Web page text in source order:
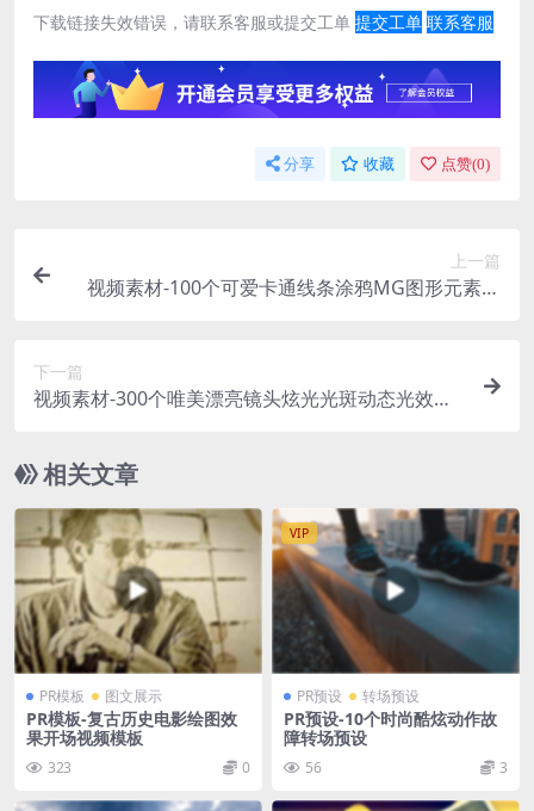
下载链接失效错误，请联系客服或提交工单 提交工单 联系客服
分享 收藏 点赞(0)
上一篇
视频素材-100个可爱卡通线条涂鸦MG图形元素动
下一篇
视频素材-300个唯美漂亮镜头炫光光斑动态光效动
相关文章
PR模板 图文展示
PR模板-复古历史电影绘图效
果开场视频模板
323 0
VIP
PR预设 转场预设
PR预设-10个时尚酷炫动作故
障转场预设
56 3